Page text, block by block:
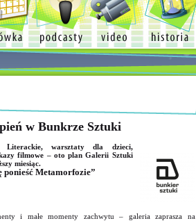
w Bunkrze Sztuki
Literackie, warsztaty dla dzieci,
filmowe – oto plan Galerii Sztuki
miesiąc.
ponieść Metamorfozie”
i małe momenty zachwytu – galeria zaprasza na